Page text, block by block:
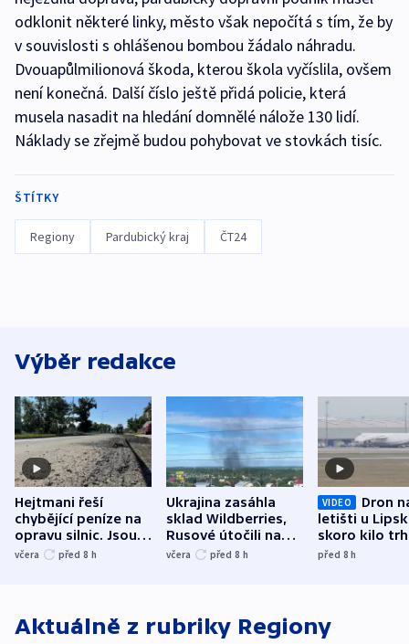
odklonit některé linky, město však nepočítá s tím, že by
v souvislosti s ohlášenou bombou žádalo náhradu.
Dvouapůlmilionová škoda, kterou škola vyčíslila, ovšem
není konečná. Další číslo ještě přidá policie, která
musela nasadit na hledání domnělé nálože 130 lidí.
Náklady se zřejmě budou pohybovat ve stovkách tisíc.
ŠTÍTKY
Regiony Pardubický kraj ČT24
Výběr redakce
Hejtmani řeší
chybějící peníze na
opravu silnic. Jsou
nenárokové, namítá
včera před 8 h
Ukrajina zasáhla
sklad Wildberries,
Rusové útočili na
trh, hasiče či
včera před 8 h
VIDEO
Dron
letišti u
skoro kilo
indicie
před 8h
Aktuálně z rubriky Regiony